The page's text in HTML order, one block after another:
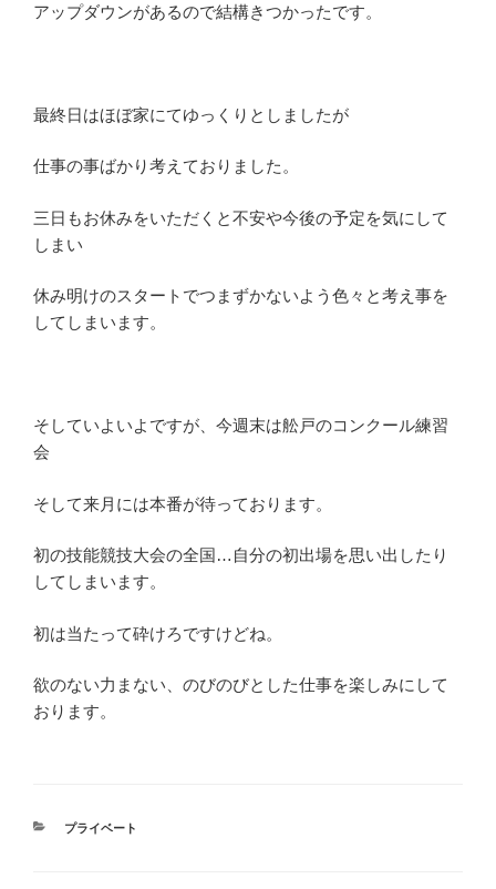
アップダウンがあるので結構きつかったです。
最終日はほぼ家にてゆっくりとしましたが
仕事の事ばかり考えておりました。
三日もお休みをいただくと不安や今後の予定を気にして
しまい
休み明けのスタートでつまずかないよう色々と考え事を
してしまいます。
そしていよいよですが、今週末は舩戸のコンクール練習
会
そして来月には本番が待っております。
初の技能競技大会の全国…自分の初出場を思い出したり
してしまいます。
初は当たって砕けろですけどね。
欲のない力まない、のびのびとした仕事を楽しみにして
おります。
カ
プライベート